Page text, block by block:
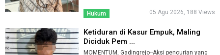
Hukum 05 Agu 2026, 188 Views
Ketiduran di Kasur Empuk, Maling
Diciduk Pem ...
MOMENTUM, Gadingrejo--Aksi pencurian yang